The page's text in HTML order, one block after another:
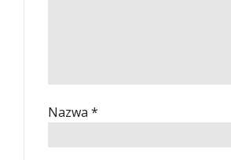
Nazwa *